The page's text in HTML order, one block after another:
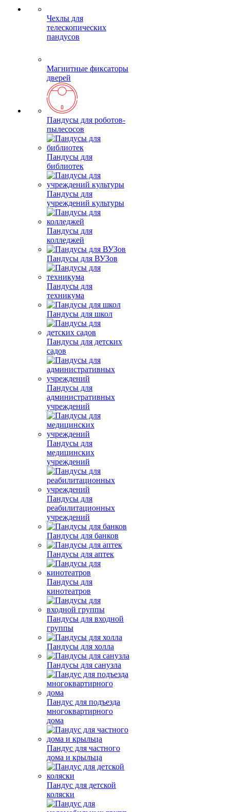
Чехлы для
телескопических
пандусов
Магнитные фиксаторы
дверей
Пандусы для роботов-
пылесосов
Пандусы для
библиотек
Пандусы для
учреждений культуры
Пандусы для
колледжей
Пандусы для ВУЗов
Пандусы для
техникума
Пандусы для школ
Пандусы для детских
садов
Пандусы для
административных
учреждений
Пандусы для
медицинских
учреждений
Пандусы для
реабилитационных
учреждений
Пандусы для банков
Пандусы для аптек
Пандусы для
кинотеатров
Пандусы для входной
группы
Пандусы для холла
Пандусы для санузла
Пандус для подъезда
многоквартирного
дома
Пандус для частного
дома и крыльца
Пандус для детской
коляски